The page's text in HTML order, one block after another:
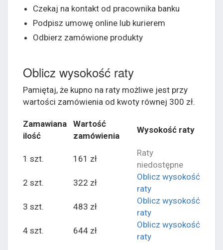
Czekaj na kontakt od pracownika banku
Podpisz umowę online lub kurierem
Odbierz zamówione produkty
Oblicz wysokość raty
Pamiętaj, że kupno na raty możliwe jest przy
wartości zamówienia od kwoty równej 300 zł.
Zamawiana
ilość
Wartość
zamówienia
Wysokość raty
1 szt. 161 zł
Raty
niedostępne
2 szt.
322 zł
Oblicz wysokość
raty
3 szt.
483 zł
Oblicz wysokość
raty
4 szt.
644 zł
Oblicz wysokość
raty